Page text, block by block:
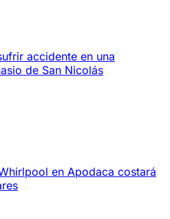
accidente en una
de San Nicolás
en Apodaca costará